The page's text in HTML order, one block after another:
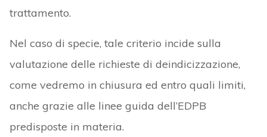
trattamento.
Nel caso di specie, tale criterio incide sulla
valutazione delle richieste di deindicizzazione,
come vedremo in chiusura ed entro quali limiti,
anche grazie alle linee guida dell’EDPB
predisposte in materia.